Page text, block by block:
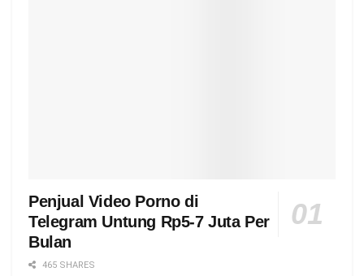
Penjual Video Porno di
Telegram Untung Rp5-7 Juta Per
Bulan
465 SHARES